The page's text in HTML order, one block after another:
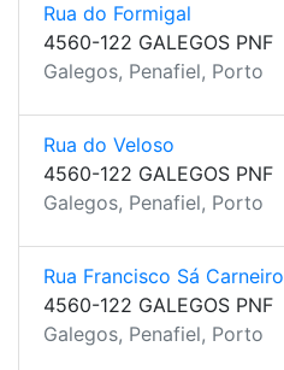
Rua do Formigal
4560-122 GALEGOS PNF
Galegos, Penafiel, Porto
Rua do Veloso
4560-122 GALEGOS PNF
Galegos, Penafiel, Porto
Rua Francisco Sá Carneiro
4560-122 GALEGOS PNF
Galegos, Penafiel, Porto